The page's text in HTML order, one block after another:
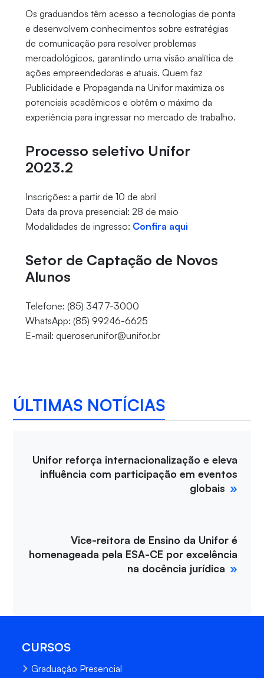
Os graduandos têm acesso a tecnologias de ponta
e desenvolvem conhecimentos sobre estratégias
de comunicação para resolver problemas
mercadológicos, garantindo uma visão analítica de
ações empreendedoras e atuais. Quem faz
Publicidade e Propaganda na Unifor maximiza os
potenciais acadêmicos e obtêm o máximo da
experiência para ingressar no mercado de trabalho.
Processo seletivo Unifor
2023.2
Inscrições: a partir de 10 de abril
Data da prova presencial: 28 de maio
Modalidades de ingresso: Confira aqui
Setor de Captação de Novos
Alunos
Telefone: (85) 3477-3000
WhatsApp: (85) 99246-6625
E-mail: queroserunifor@unifor.br
ÚLTIMAS NOTÍCIAS
Unifor reforça internacionalização e eleva
influência com participação em eventos
globais
Vice-reitora de Ensino da Unifor é
homenageada pela ESA-CE por excelência
na docência jurídica
CURSOS
Graduação Presencial